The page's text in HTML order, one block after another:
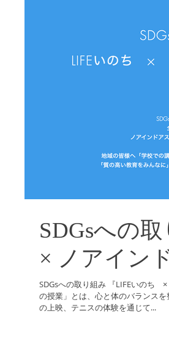
SDGsへの
× ノアイン
SDGsへの取り組み 『LIFEいのち × テニススクール・ノア』 【テニスクラシックに掲載】 「いのち
の授業」とは、心と体のバランス
の上映、テニスの体験を通じて...